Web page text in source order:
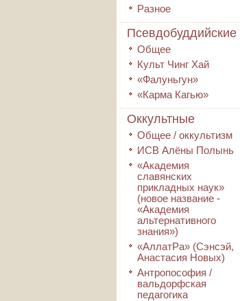
Разное
Псевдобуддийские
Общее
Культ Чинг Хай
«Фалуньгун»
«Карма Кагью»
Оккультные
Общее / оккультизм
ИСВ Алёны Полынь
«Академия
славянских
прикладных наук»
(новое название -
«Академия
альтернативного
знания»)
«АллатРа» (Сэнсэй,
Анастасия Новых)
Антропософия /
вальдорфская
педагогика